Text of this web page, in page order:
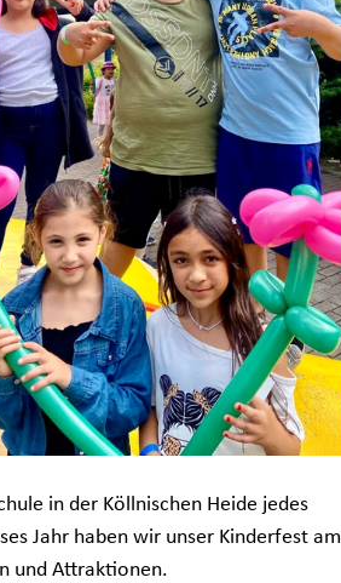
in der Köllnischen Heide jedes
Jahr haben wir unser Kinderfest am
und Attraktionen.